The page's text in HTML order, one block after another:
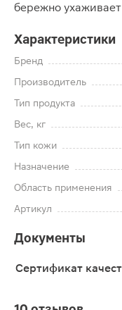
бережно
Характеристики
Бренд
Производитель
Тип продукта
Вес, кг
Тип кожи
Назначение
Область применения
Артикул
Документы
Сертификат